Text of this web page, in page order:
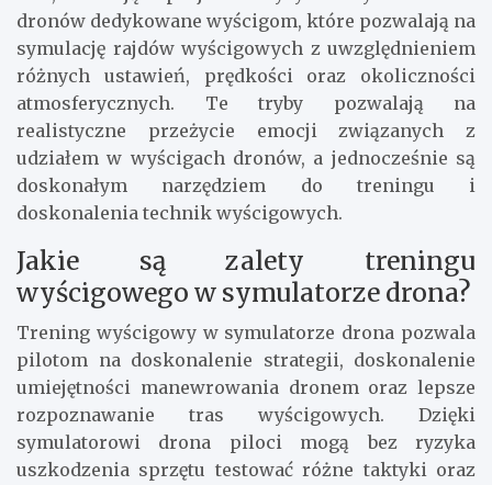
dronów dedykowane wyścigom, które pozwalają na
symulację rajdów wyścigowych z uwzględnieniem
różnych ustawień, prędkości oraz okoliczności
atmosferycznych. Te tryby pozwalają na
realistyczne przeżycie emocji związanych z
udziałem w wyścigach dronów, a jednocześnie są
doskonałym narzędziem do treningu i
doskonalenia technik wyścigowych.
Jakie są zalety treningu
wyścigowego w symulatorze drona?
Trening wyścigowy w symulatorze drona pozwala
pilotom na doskonalenie strategii, doskonalenie
umiejętności manewrowania dronem oraz lepsze
rozpoznawanie tras wyścigowych. Dzięki
symulatorowi drona piloci mogą bez ryzyka
uszkodzenia sprzętu testować różne taktyki oraz